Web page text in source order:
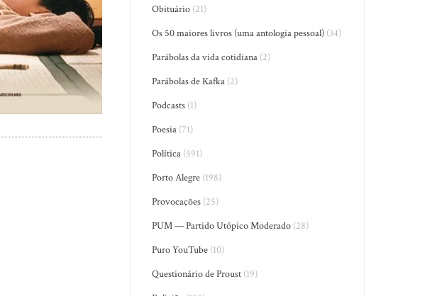
Obituário (21)
Os 50 maiores livros (uma antologia pessoal) (34)
Parábolas da vida cotidiana (2)
Parábolas de Kafka (2)
Podcasts (1)
Poesia (71)
Política (591)
Porto Alegre (198)
Provocações (25)
PUM — Partido Utópico Moderado (28)
Puro YouTube (10)
Questionário de Proust (19)